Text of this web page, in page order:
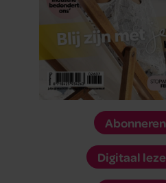
Abonneren
Digitaal